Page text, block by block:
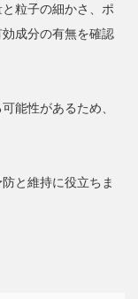
粒子の細かさ、ポ
成分の有無を確認
能性があるため、
と維持に役立ちま